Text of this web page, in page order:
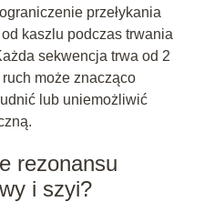
przełykania
kaszlu podczas trwania
sekwencja trwa od 2
może znacząco
lub uniemożliwić
rezonansu
i szyi?